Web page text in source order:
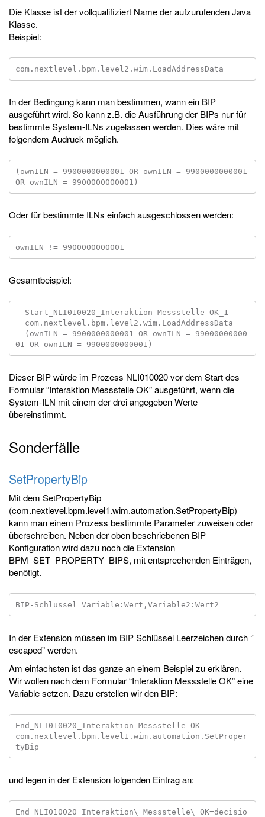
Die Klasse ist der vollqualifiziert Name der aufzurufenden Java
Klasse.
Beispiel:
In der Bedingung kann man bestimmen, wann ein BIP
ausgeführt wird. So kann z.B. die Ausführung der BIPs nur für
bestimmte System-ILNs zugelassen werden. Dies wäre mit
folgendem Audruck möglich.
(ownILN = 9900000000001 OR ownILN = 9900000000001
Oder für bestimmte ILNs einfach ausgeschlossen werden:
Gesamtbeispiel:
Dieser BIP würde im Prozess NLI010020 vor dem Start des
Formular “Interaktion Messstelle OK” ausgeführt, wenn die
System-ILN mit einem der drei angegeben Werte
übereinstimmt.
Sonderfälle
SetPropertyBip
Mit dem SetPropertyBip
(com.nextlevel.bpm.level1.wim.automation.SetPropertyBip)
kann man einem Prozess bestimmte Parameter zuweisen oder
überschreiben. Neben der oben beschriebenen BIP
Konfiguration wird dazu noch die Extension
BPM_SET_PROPERTY_BIPS, mit entsprechenden Einträgen,
benötigt.
In der Extension müssen im BIP Schlüssel Leerzeichen durch ‘'
escaped” werden.
Am einfachsten ist das ganze an einem Beispiel zu erklären.
Wir wollen nach dem Formular “Interaktion Messstelle OK” eine
Variable setzen. Dazu erstellen wir den BIP:
End_NLI010020_Interaktion Messstelle OK
com.nextlevel.bpm.level1.wim.automation.SetProper
und legen in der Extension folgenden Eintrag an:
End_NLI010020_Interaktion\ Messstelle\ OK=decisio